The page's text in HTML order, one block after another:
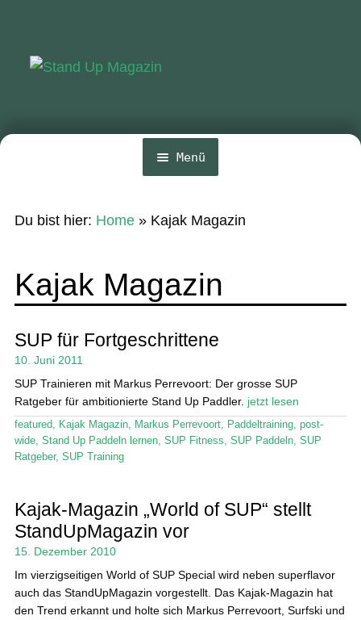
springen
springen
Menü
SUP-Events
Ratgeber
Das Magazin
Stand Up Magazin TV
SPOT FINDER
Du bist hier: Home» Kajak Magazin
Kajak Magazin
SUP für Fortgeschrittene
10. Juni 2011
SUP Trainieren mit Markus Perrevoort: Der grosse SUP
Ratgeber für ambitionierte Stand Up Paddler. jetzt lesen
featured Kajak Magazin, Markus Perrevoort, Paddeltraining, post-
wide, Stand Up Paddeln lernen, SUP Fitness SUP Paddeln, SUP
Ratgeber, SUP Training
Kajak-Magazin „World of SUP“ stellt
StandUpMagazin vor
15. Dezember 2010
Im vierzigseitigen World of SUP Special wird neben superflavor
auch das StandUpMagazin vorgestellt. Das Kajak-Magazin hat
den Trend erkannt und holte sich Markus Perrevoort, Surfski und